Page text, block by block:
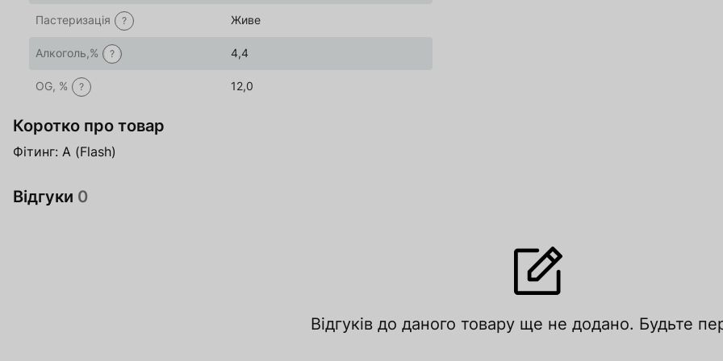
Пастеризація ? Живе
Алкоголь,% ? 4,4
OG, % ? 12,0
Коротко про товар
Фітинг: A (Flash)
Відгуки 0
Відгуків до даного товару ще не додано. Будьте